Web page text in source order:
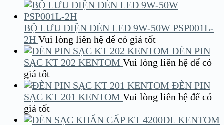
BỘ LƯU ĐIỆN ĐÈN LED 9W-50W PSP001L-
2H Vui lòng liên hệ để có giá tốt
ĐÈN PIN
SẠC KT 202 KENTOM Vui lòng liên hệ để có
giá tốt
ĐÈN PIN
SẠC KT 201 KENTOM Vui lòng liên hệ để có
giá tốt